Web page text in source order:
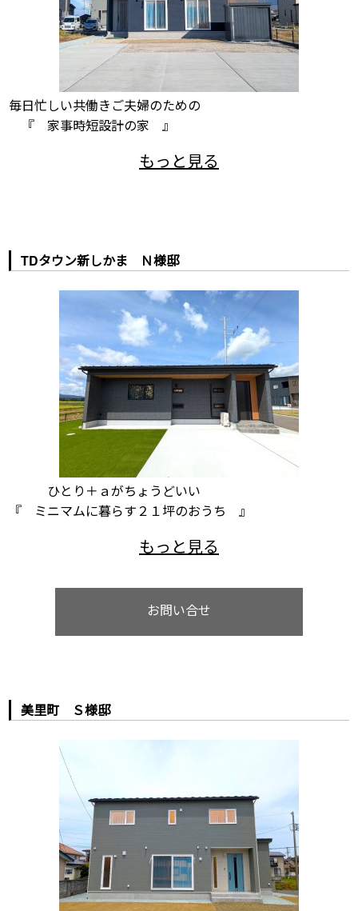
毎日忙しい共働きご夫婦のための
『 家事時短設計の家 』
TDタウン新しかま Ｎ様邸
ひとり＋ａがちょうどいい
『 ミニマムに暮らす２１坪のおうち 』
お問い合せ
美里町 Ｓ様邸